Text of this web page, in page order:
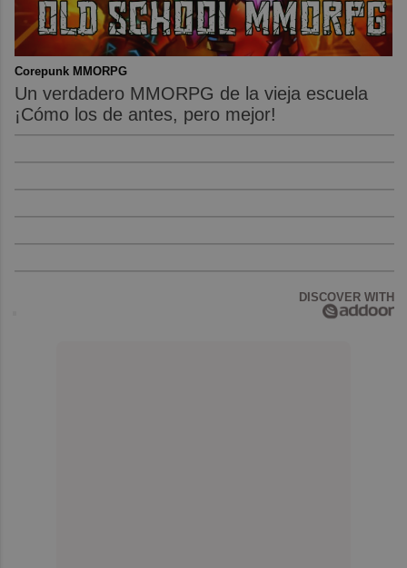
Corepunk MMORPG
Un verdadero MMORPG de la vieja escuela
¡Cómo los de antes, pero mejor!
DISCOVER WITH